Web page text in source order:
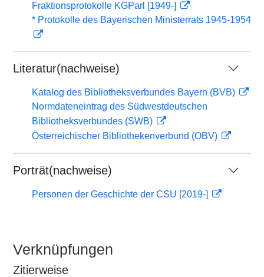
Fraktionsprotokolle KGParl [1949-]
* Protokolle des Bayerischen Ministerrats 1945-1954
Literatur(nachweise)
Katalog des Bibliotheksverbundes Bayern (BVB)
Normdateneintrag des Südwestdeutschen
Bibliotheksverbundes (SWB)
Österreichischer Bibliothekenverbund (OBV)
Porträt(nachweise)
Personen der Geschichte der CSU [2019-]
Verknüpfungen
Zitierweise